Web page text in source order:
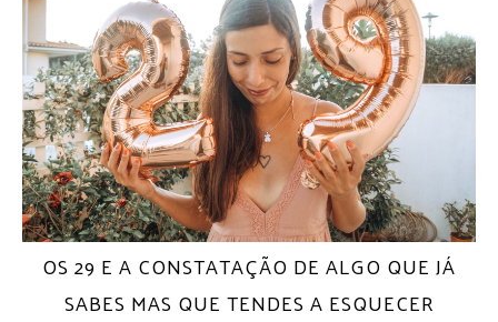
OS 29 E A CONSTATAÇÃO DE ALGO QUE JÁ
SABES MAS QUE TENDES A ESQUECER